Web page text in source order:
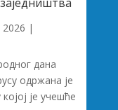
2026 |
дана
одржана је
је учешће